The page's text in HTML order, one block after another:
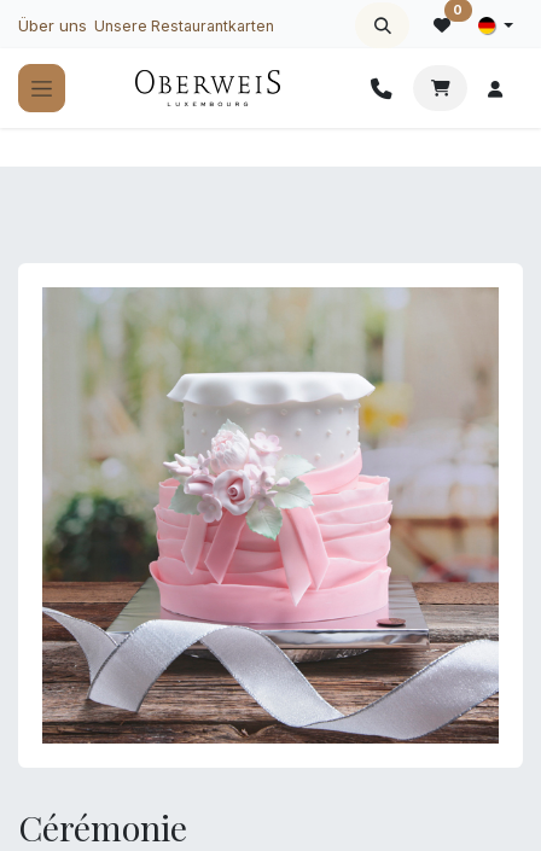
Zum Inhalt springen
Über uns Unsere Restaurantkarten
0
Cérémonie